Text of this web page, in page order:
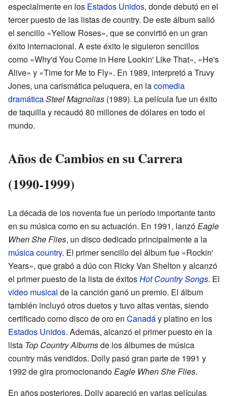
especialmente en los Estados Unidos, donde debutó en el
tercer puesto de las listas de country. De este álbum salió
el sencillo «Yellow Roses», que se convirtió en un gran
éxito internacional. A este éxito le siguieron sencillos
como «Why'd You Come in Here Lookin' Like That», «He's
Alive» y «Time for Me to Fly». En 1989, interpretó a Truvy
Jones, una carismática peluquera, en lacomedia
dramáticaSteel Magnolias (1989). La película fue un éxito
de taquilla y recaudó 80 millones de dólares en todo el
mundo.
Años de Cambios en su Carrera
(1990-1999)
La década de los noventa fue un período importante tanto
en su música como en su actuación. En 1991, lanzóEagle
When She Flies, un disco dedicado principalmente a la
música country. El primer sencillo del álbum fue «Rockin'
Years», que grabó a dúo con Ricky Van Shelton y alcanzó
el primer puesto de la lista de éxitosHot Country Songs. El
video musical de la canción ganó un premio. El álbum
también incluyó otros duetos y tuvo altas ventas, siendo
certificado como disco de oro en Canadáy platino en los
Estados Unidos. Además, alcanzó el primer puesto en la
lista Top Country Albumsde los álbumes de música
country más vendidos. Dolly pasó gran parte de 1991 y
1992 de gira promocionandoEagle When She Flies.
En años posteriores, Dolly apareció en varias películas